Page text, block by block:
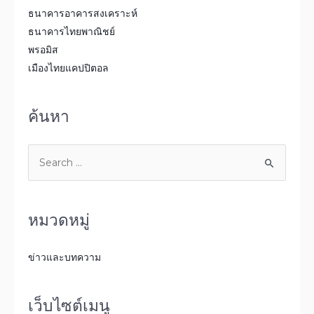
ธนาคารอาคารสงเคราะห์
ธนาคารไทยพาณิชย์
พรอมิส
เมืองไทยแคปปิตอล
ค้นหา
หมวดหมู่
ข่าวและบทความ
เว็บไซต์เมนู